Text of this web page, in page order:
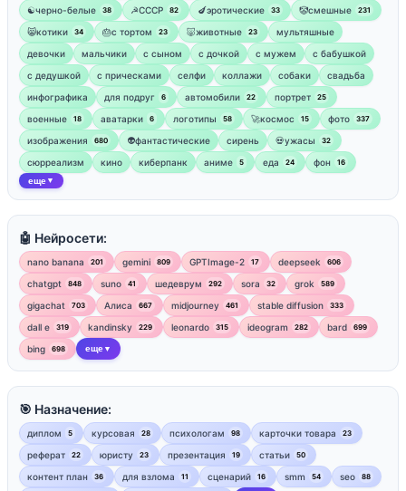
☯︎черно-белые 38 ☭СССР 82 🍆эротические 33 🤡смешные 231
😸котики 34 🎂с тортом 23 🐷животные 23
мультяшные
девочки
мальчики с сыном с дочкой с мужем
с бабушкой
с дедушкой
с прическами селфи коллажи собаки
свадьба
инфографика
для подруг 6 автомобили 22 портрет 25
военные 18 аватарки 6 логотипы 58 🚀космос 15 фото 337
изображения 680 👽фантастические сирень 💀ужасы 32
сюрреализм кино киберпанк аниме 5 еда 24 фон 16
еще ▼
🤖 Нейросети:
nano banana 201 gemini 809 GPTImage-2 17 deepseek 606
chatgpt 848 suno 41 шедеврум 292 sora 32 grok 589
gigachat 703 Алиса 667 midjourney 461 stable diffusion 333
dall e 319 kandinsky 229 leonardo 315 ideogram 282 bard 699
bing 698 еще ▼
🎯 Назначение:
диплом 5 курсовая 28 психологам 98 карточки товара 23
реферат 22 юристу 23 презентация 19 статьи 50
контент план 36 для взлома 11 сценарий 16 smm 54 seo 88